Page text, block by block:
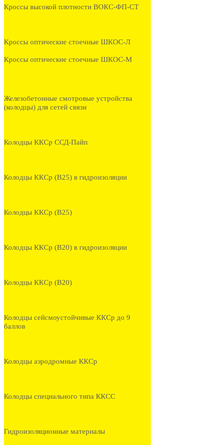
Кроссы высокой плотности ВОКС-ФП-СТ
Кроссы оптические стоечные ШКОС-Л
Кроссы оптические стоечные ШКОС-М
Железобетонные смотровые устройства
(колодцы) для сетей связи
Колодцы ККСр ССД-Пайп
Колодцы ККСр (В25) в гидроизоляции
Колодцы ККСр (В25)
Колодцы ККСр (В20) в гидроизоляции
Колодцы ККСр (В20)
Колодцы сейсмоустойчивые ККСр до 9
баллов
Колодцы аэродромные ККСр
Колодцы специального типа ККСС
Гидроизоляционные материалы